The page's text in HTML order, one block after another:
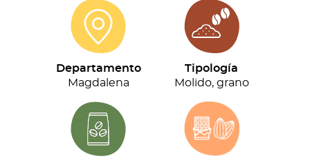
(500G)
cantidad
Departamento
Magdalena
Tipología
Molido, grano